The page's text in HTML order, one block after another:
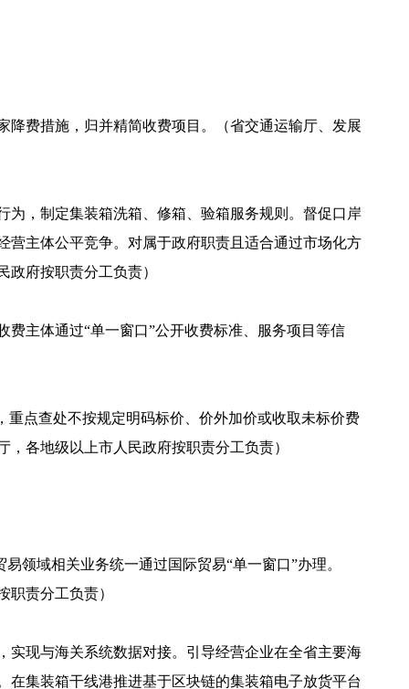
降费措施，归并精简收费项目。（省交通运输厅、发展
为，制定集装箱洗箱、修箱、验箱服务规则。督促口岸
主体公平竞争。对属于政府职责且适合通过市场化方
府按职责分工负责）
主体通过“单一窗口”公开收费标准、服务项目等信
重点查处不按规定明码标价、价外加价或收取未标价费
各地级以上市人民政府按职责分工负责）
领域相关业务统一通过国际贸易“单一窗口”办理。
责分工负责）
实现与海关系统数据对接。引导经营企业在全省主要海
集装箱干线港推进基于区块链的集装箱电子放货平台